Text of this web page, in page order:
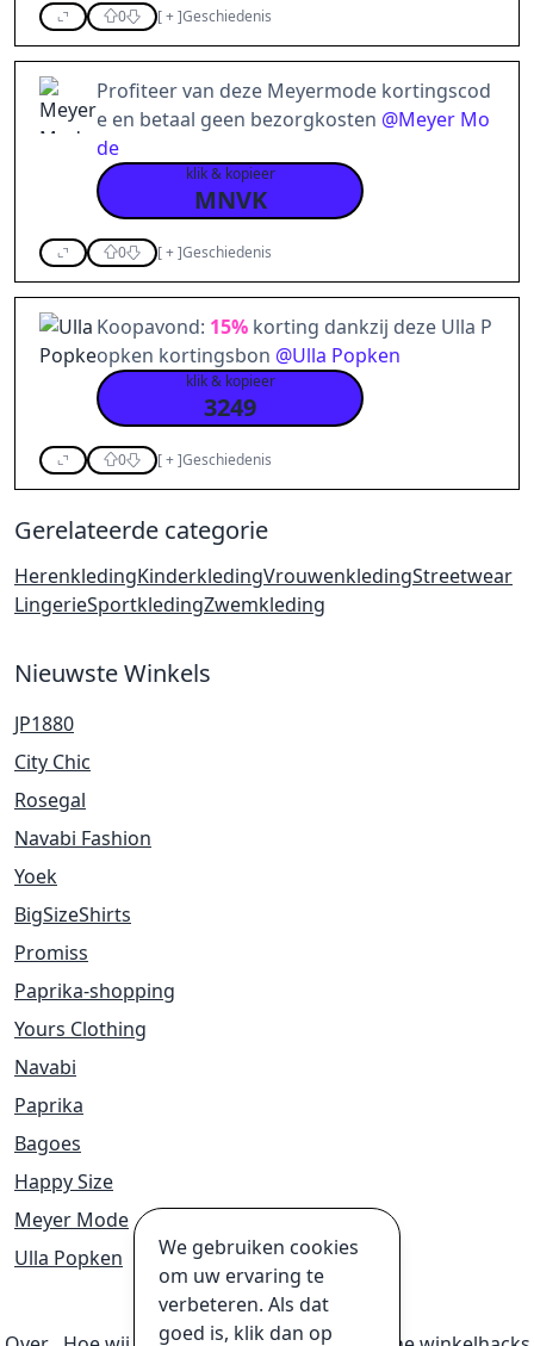
0 [+]Geschiedenis
Profiteer van deze Meyermode kortingscod
e en betaal geen bezorgkosten @Meyer Mo
de
klik & kopieer
MNVK
0 [+]Geschiedenis
Koopavond: 15% korting dankzij deze Ulla P
opken kortingsbon @Ulla Popken
klik & kopieer
3249
0 [+]Geschiedenis
Gerelateerde categorie
HerenkledingKinderkledingVrouwenkledingStreetwear
LingerieSportkledingZwemkleding
Nieuwste Winkels
JP1880
City Chic
Rosegal
Navabi Fashion
Yoek
BigSizeShirts
Promiss
Paprika-shopping
Yours Clothing
Navabi
Paprika
Bagoes
Happy Size
Meyer Mode
Ulla Popken
We gebruiken cookies
om uw ervaring te
verbeteren. Als dat
goed is, klik dan op